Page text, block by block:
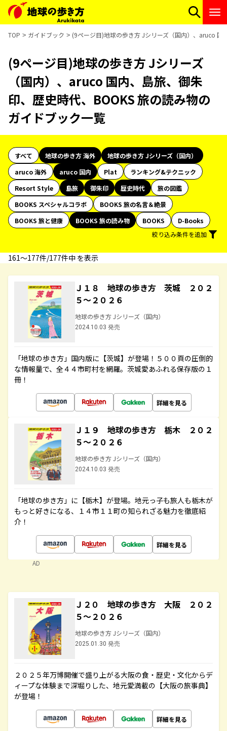
TOP ガイドブック (9ページ目)地球の歩き方 Jシリーズ（国内）、aruco
(9ページ目)地球の歩き方 Jシリーズ
（国内）、aruco 国内、島旅、御朱
印、歴史時代、BOOKS 旅の読み物の
ガイドブック一覧
すべて 地球の歩き方 海外
地球の歩き方 Jシリーズ（国内）
aruco 海外
aruco 国内 Plat
ランキング&テクニック
Resort Style
島旅 御朱印 歴史時代
旅の図鑑
BOOKS スペシャルコラボ
BOOKS 旅の名言＆絶景
BOOKS 旅と健康
BOOKS 旅の読み物 BOOKS
D-Books
絞り込み条件を追加
161〜177件/177件中 を表示
Ｊ１８ 地球の歩き方 茨城 ２０２
５～２０２６
地球の歩き方 Jシリーズ（国内）
2024.10.03 発売
「地球の歩き方」国内版に【茨城】が登場！５００頁の圧倒的
な情報量で、全４４市町村を網羅。茨城愛あふれる保存版の１
冊！
詳細を見る
Ｊ１９ 地球の歩き方 栃木 ２０２
５～２０２６
地球の歩き方 Jシリーズ（国内）
2024.10.03 発売
「地球の歩き方」に【栃木】が登場。地元っ子も旅人も栃木が
もっと好きになる、１４市１１町の知られざる魅力を徹底紹
介！
詳細を見る
AD
Ｊ２０ 地球の歩き方 大阪 ２０２
５～２０２６
地球の歩き方 Jシリーズ（国内）
2025.01.30 発売
２０２５年万博開催で盛り上がる大阪の食・歴史・文化からデ
ィープな体験まで深堀りした、地元愛満載の【大阪の旅事典】
が登場！
詳細を見る